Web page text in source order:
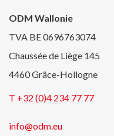
ODM Wallonie
TVA BE 0696763074
Chaussée de Liège 145
4460 Grâce-Hollogne
T +32 (0)4 234 77 77
info@odm.eu